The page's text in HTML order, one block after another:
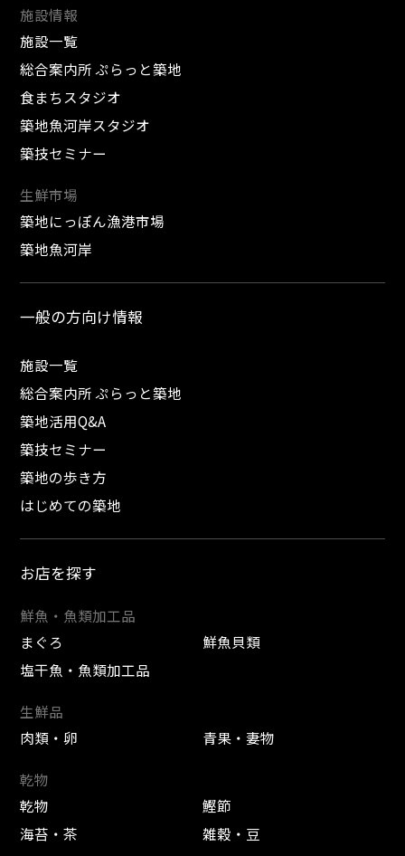
施設情報
施設一覧
総合案内所 ぷらっと築地
食まちスタジオ
築地魚河岸スタジオ
築技セミナー
生鮮市場
築地にっぽん漁港市場
築地魚河岸
一般の方向け情報
施設一覧
総合案内所 ぷらっと築地
築地活用Q&A
築技セミナー
築地の歩き方
はじめての築地
お店を探す
鮮魚・魚類加工品
まぐろ
鮮魚貝類
塩干魚・魚類加工品
生鮮品
肉類・卵
青果・妻物
乾物
乾物
鰹節
海苔・茶
雑穀・豆